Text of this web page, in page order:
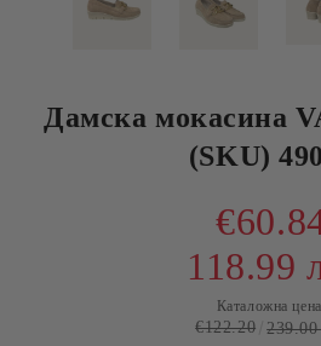
Дамска мокасина
(SKU)
118.99
Каталожна
€122.20